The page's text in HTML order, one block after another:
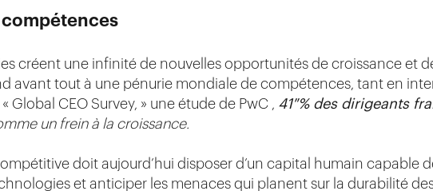
créent une infinité de nouvelles opportunités de croissance et
avant tout à une pénurie mondiale de compétences, tant en
Global CEO Survey, » une étude de PwC , 41 % des dirigeants
un frein à la croissance.
doit aujourd’hui disposer d’un capital humain capable
et anticiper les menaces qui planent sur la durabilité